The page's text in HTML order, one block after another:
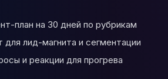
план на 30 дней по рубрикам
лид-магнита и сегментации
и реакции для прогрева